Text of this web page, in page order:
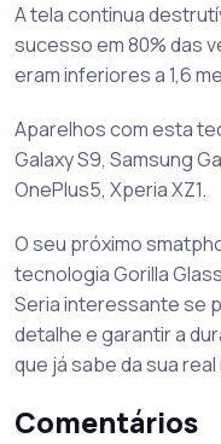
A tela continua
sucesso em 80% das
eram inferiores a 1,6
Aparelhos com esta
Galaxy S9, Samsung
OnePlus5, Xperia XZ1.
O seu próximo
tecnologia Gorilla
Seria interessante se
detalhe e garantir a
que já sabe da sua
Comentários